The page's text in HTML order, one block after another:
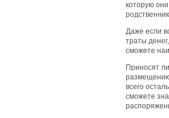
которую
Даже если
траты
сможете
Приносят
размещению
всего
сможете